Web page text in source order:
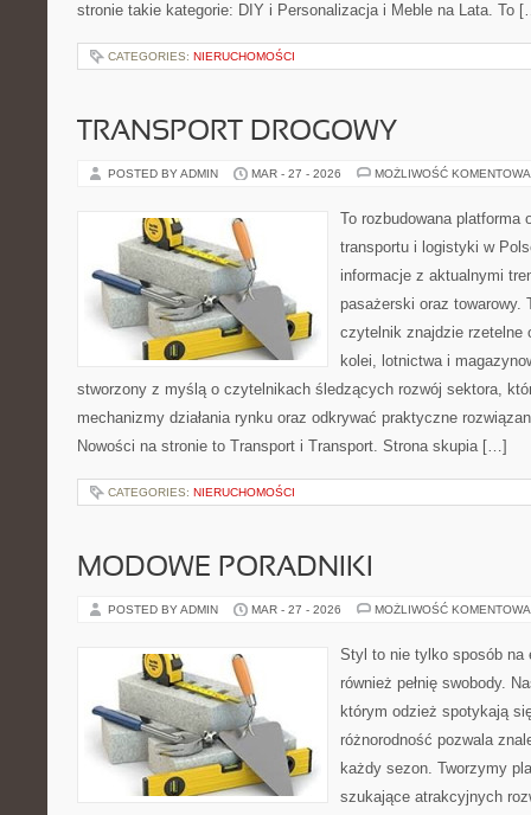
stronie takie kategorie: DIY i Personalizacja i Meble na Lata. To
CATEGORIES: NIERUCHOMOŚCI
TRANSPORT DROGOWY
POSTED BY ADMIN MAR - 27 - 2026 MOŻLIWOŚĆ
To rozbudowana platforma
transportu i logistyki w
informacje z aktualnymi
pasażerski oraz towarowy.
czytelnik znajdzie rzetelne
kolei, lotnictwa i
stworzony z myślą o czytelnikach śledzących rozwój sektora,
mechanizmy działania rynku oraz odkrywać praktyczne
Nowości na stronie to Transport i Transport. Strona skupia […]
CATEGORIES: NIERUCHOMOŚCI
MODOWE PORADNIKI
POSTED BY ADMIN MAR - 27 - 2026 MOŻLIWOŚĆ
Styl to nie tylko sposób na
również pełnię swobody.
którym odzież spotykają
różnorodność pozwala
każdy sezon. Tworzymy
szukające atrakcyjnych